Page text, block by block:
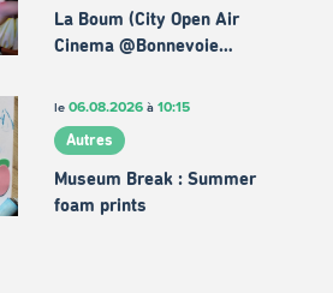
La Boum (City Open Air
Cinema @Bonnevoie…
le 06.08.2026à 10:15
Autres
Museum Break : Summer
foam prints